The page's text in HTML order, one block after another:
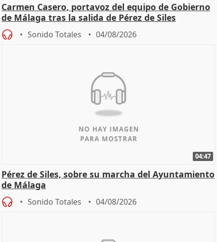
Carmen Casero, portavoz del equipo de Gobierno
de Málaga tras la salida de Pérez de Siles
Sonido Totales 04/08/2026
04:47
Pérez de Siles, sobre su marcha del Ayuntamiento
de Málaga
Sonido Totales 04/08/2026